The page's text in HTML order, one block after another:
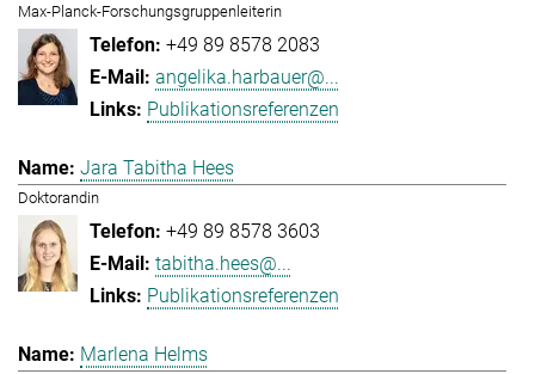
Max-Planck-Forschungsgruppenleiterin
+49 89 8578 2083
angelika.harbauer@...
Publikationsreferenzen
Jara Tabitha Hees
Doktorandin
+49 89 8578 3603
tabitha.hees@...
Publikationsreferenzen
Marlena Helms